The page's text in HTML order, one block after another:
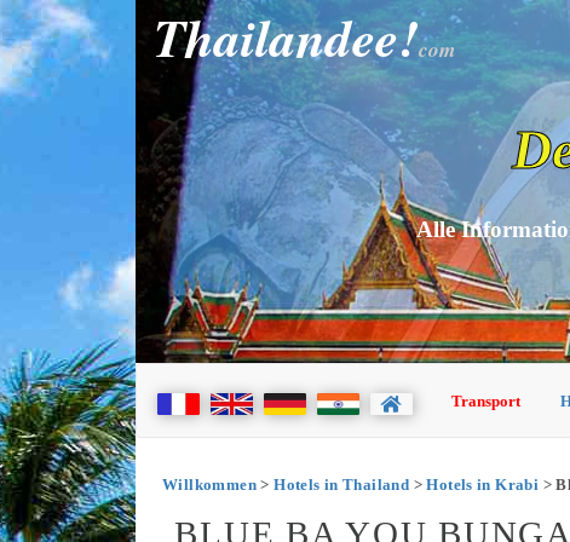
Thailandee!com
Alle
Transport
Willkommen>Hotels in Thailand >Hotels in Krabi >
BLUE BA YOU